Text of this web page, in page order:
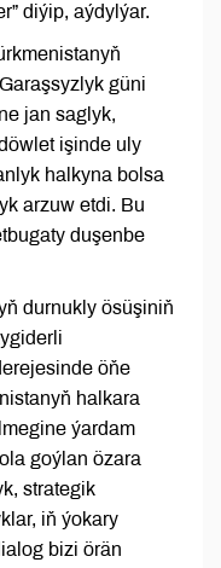
diýip, aýdylýar.
güni
jan saglyk,
işinde uly
halkyna bolsa
arzuw etdi. Bu
duşenbe
durnukly ösüşiniň
öňe
halkara
ýardam
goýlan özara
strategik
iň ýokary
bizi örän